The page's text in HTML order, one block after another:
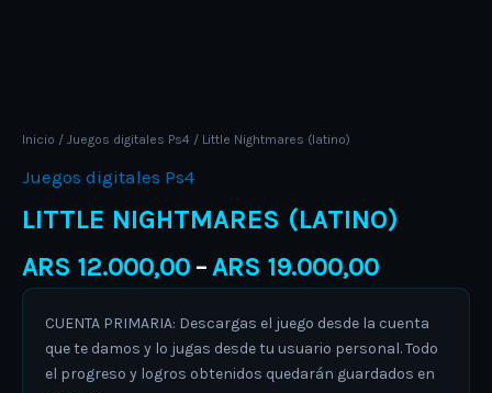
Inicio / Juegos digitales Ps4 / Little Nightmares (latino)
Juegos digitales Ps4
LITTLE NIGHTMARES (LATINO)
ARS 12.000,00 –ARS 19.000,00
CUENTA PRIMARIA: Descargas el juego desde la cuenta
que te damos y lo jugas desde tu usuario personal. Todo
el progreso y logros obtenidos quedarán guardados en